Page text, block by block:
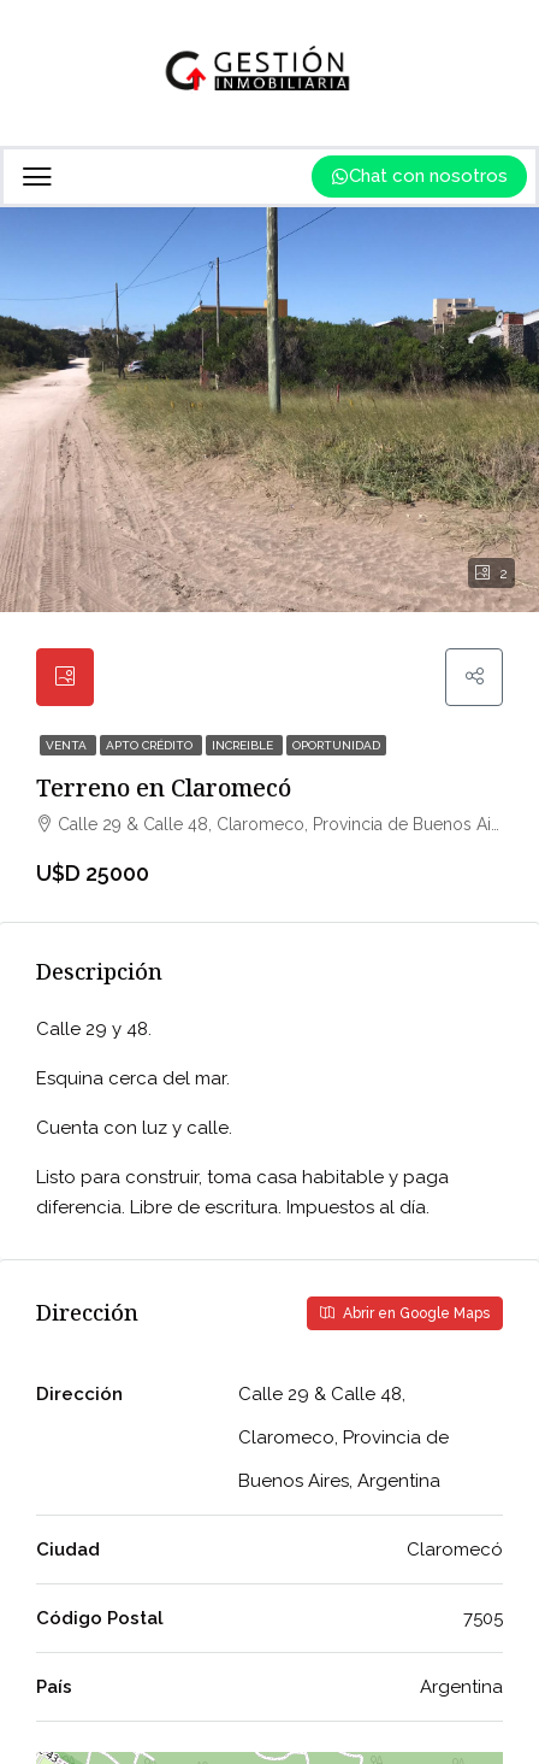
Chat con nosotros
2
VENTA APTO CRÉDITO INCREIBLE OPORTUNIDAD
Terreno en Claromecó
Calle 29 & Calle 48, Claromeco, Provincia de Buenos Aires, Argentina
U$D 25000
Descripción
Calle 29 y 48.
Esquina cerca del mar.
Cuenta con luz y calle.
Listo para construir, toma casa habitable y paga
diferencia. Libre de escritura. Impuestos al día.
Dirección Abrir en Google Maps
Dirección
Calle 29 & Calle 48,
Claromeco, Provincia de
Buenos Aires, Argentina
Ciudad Claromecó
Código Postal 7505
País Argentina